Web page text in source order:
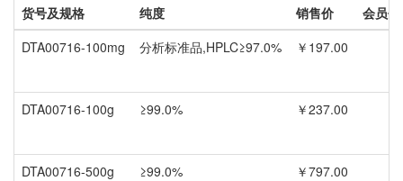
货号及规格 纯度 销售价
会员价
DTA00716-100mg
分析标准品,HPLC≥97.0% ￥197.00
DTA00716-100g ≥99.0% ￥237.00
DTA00716-500g ≥99.0% ￥797.00